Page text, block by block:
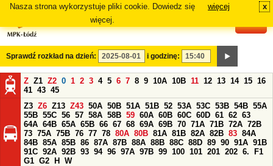
Nasza strona wykorzystuje pliki cookie. Dowiedz się
więcej.
więcej x
Sprawdź rozkład na dzień: i godzinę:
Z Z1 Z2 0 1 2 3 4 5 6 7 8 9 10A 10B 11 12 13 14 15 16
41 43 45
Z3 Z6 Z13 Z43 50A 50B 51A 51B 52 53A 53C 53B 54B 55A
55B 55C 56 57 58A 58B 59 60A 60B 60C 60D 61 62 63
64A 64B 65A 65B 66 67 68 69A 69B 70 71A 71B 72A 72B
73 75A 75B 76 77 78 80A 80B 81A 81B 82A 82B 83 84A
84B 85A 85B 86 87A 87B 88A 88B 88C 88D 89 90 91A 91B
91C 92A 92B 93 94 96 97A 97B 99 100 101 201 202 6.
F1
G1 G2 H
W